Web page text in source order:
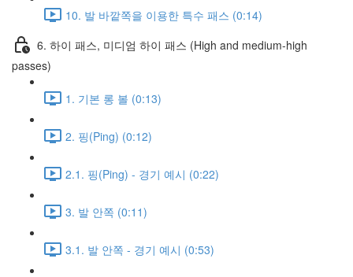
10. 발 바깥쪽을 이용한 특수 패스 (0:14)
6. 하이 패스, 미디엄 하이 패스 (High and medium-high
passes)
1. 기본 롱 볼 (0:13)
2. 핑(Ping) (0:12)
2.1. 핑(Ping) - 경기 예시 (0:22)
3. 발 안쪽 (0:11)
3.1. 발 안쪽 - 경기 예시 (0:53)